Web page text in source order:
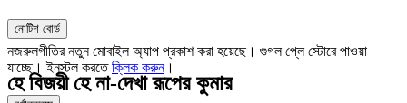
নোটিশ বোর্ড
নজরুলগীতির নতুন মোবাইল অ্যাপ প্রকাশ করা হয়েছে। গুগল প্লে স্টোরে পাওয়া
যাচ্ছে। ইনস্টল করতেক্লিক করুন।
হে বিজয়ী হে না-দেখা রূপের কুমার